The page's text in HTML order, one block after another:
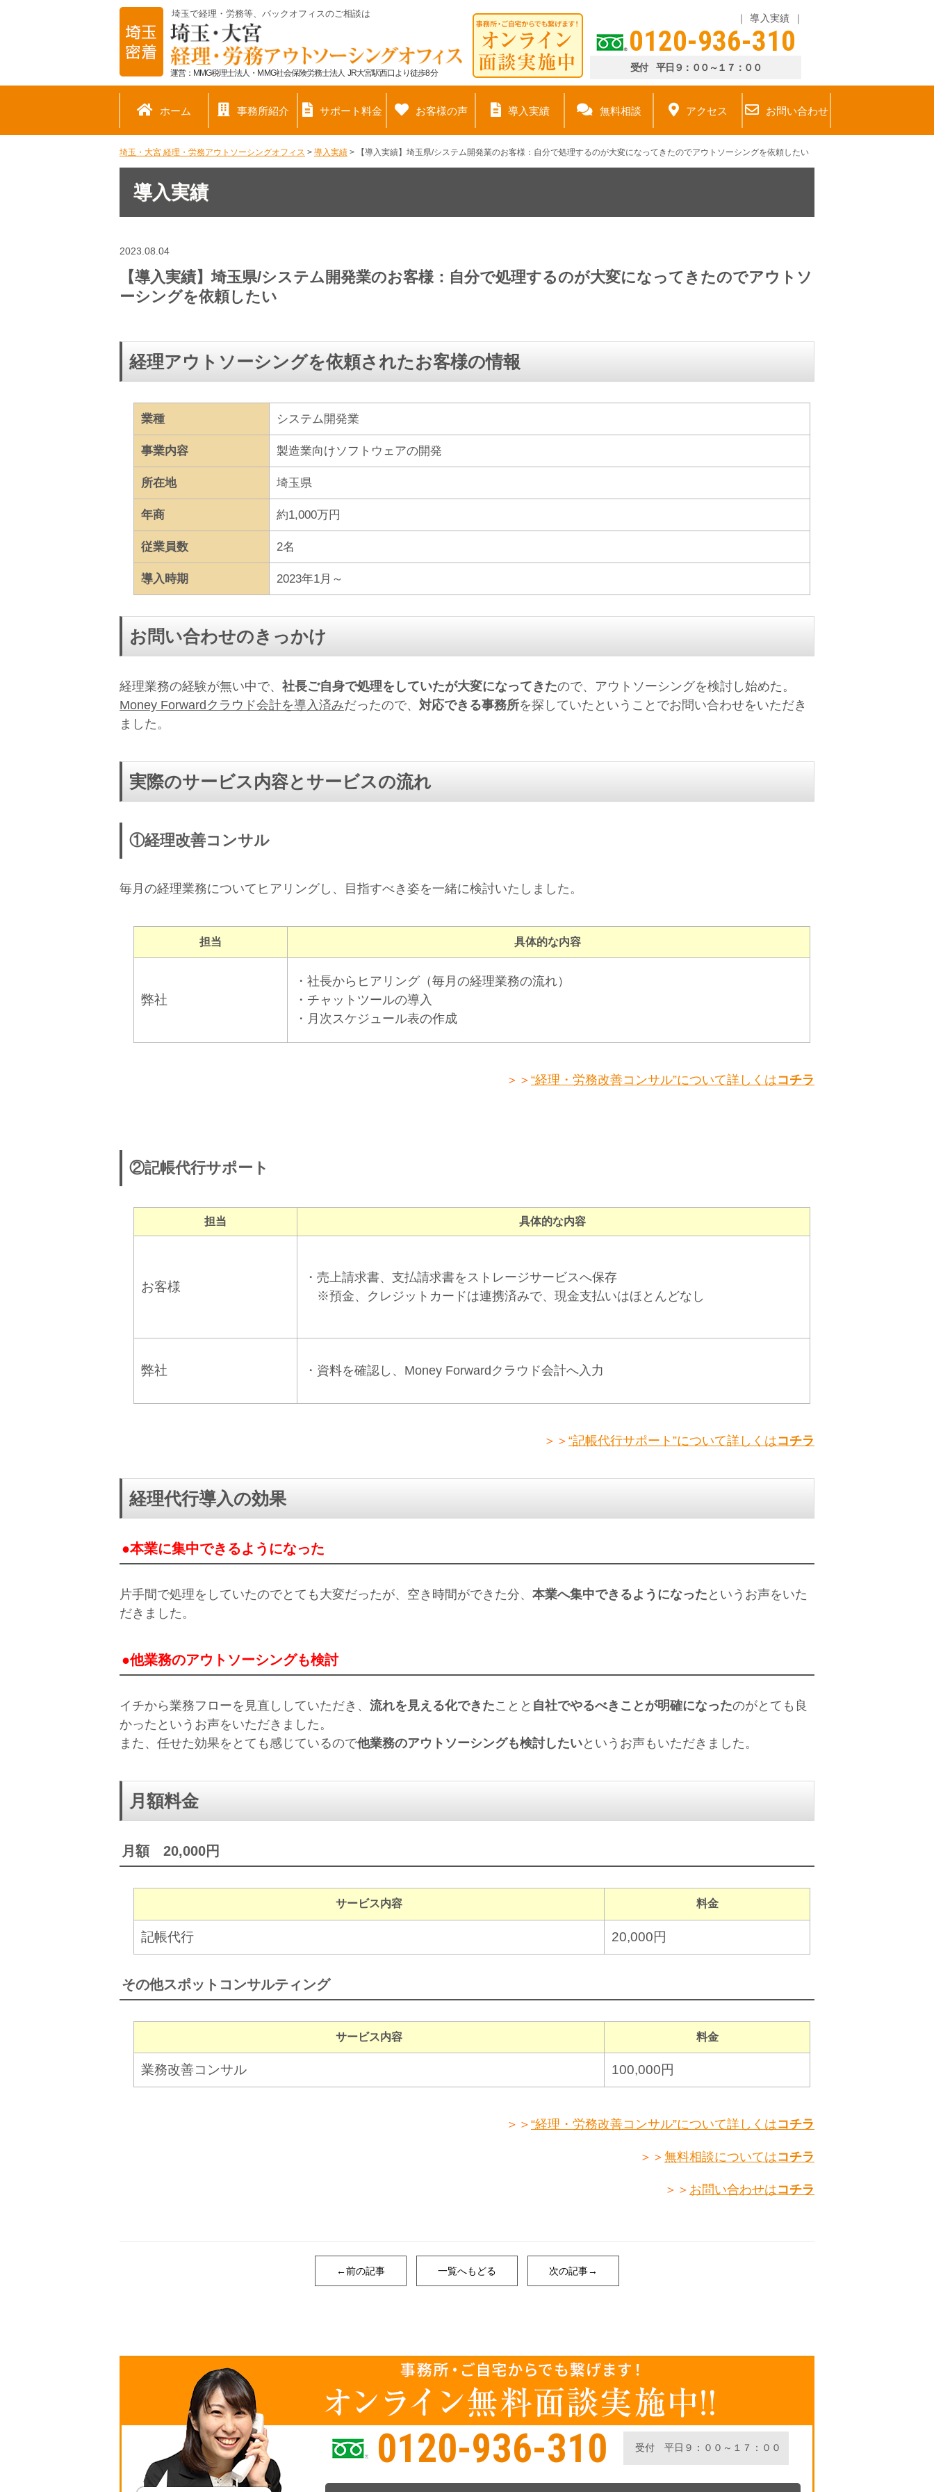
埼玉で経理・労務等、バックオフィスのご相談は
運営：MMG税理士法人・MMG社会保険労務士法人 JR大宮駅西口より徒歩8分
導入実績
0120-936-310
受付 平日９：００～１７：００
ホーム 事務所紹介 サポート料金 お客様の声 導入実績 無料相談 アクセス お問い合わせ
埼玉・大宮 経理・労務アウトソーシングオフィス > 導入実績 > 【導入実績】埼玉県/システム開発業のお客様：自分で処理するのが大変になってきたのでアウトソーシングを依頼したい
導入実績
2023.08.04
【導入実績】埼玉県/システム開発業のお客様：自分で処理するのが大変になってきたのでアウトソ
ーシングを依頼したい
経理アウトソーシングを依頼されたお客様の情報
業種 システム開発業
事業内容 製造業向けソフトウェアの開発
所在地 埼玉県
年商 約1,000万円
従業員数 2名
導入時期 2023年1月～
お問い合わせのきっかけ
経理業務の経験が無い中で、 社長ご自身で処理をしていたが大変になってきたので、アウトソーシングを検討し始めた。
Money Forwardクラウド会計を導入済みだったので、 対応できる事務所を探していたということでお問い合わせをいただき
ました。
実際のサービス内容とサービスの流れ
①経理改善コンサル
毎月の経理業務についてヒアリングし、目指すべき姿を一緒に検討いたしました。
担当 具体的な内容
弊社
・社長からヒアリング（毎月の経理業務の流れ）
・チャットツールの導入
・月次スケジュール表の作成
＞＞ “経理・労務改善コンサル”について詳しくはコチラ
②記帳代行サポート
担当 具体的な内容
お客様
・売上請求書、支払請求書をストレージサービスへ保存
※預金、クレジットカードは連携済みで、現金支払いはほとんどなし
弊社 ・資料を確認し、Money Forwardクラウド会計へ入力
＞＞ “記帳代行サポート”について詳しくはコチラ
経理代行導入の効果
●本業に集中できるようになった
片手間で処理をしていたのでとても大変だったが、空き時間ができた分、 本業へ集中できるようになった というお声をいた
だきました。
●他業務のアウトソーシングも検討
イチから業務フローを見直ししていただき、 流れを見える化できたことと 自社でやるべきことが明確になったのがとても良
かったというお声をいただきました。
また、任せた効果をとても感じているので他業務のアウトソーシングも検討したいというお声もいただきました。
月額料金
月額 20,000円
サービス内容 料金
記帳代行 20,000円
その他スポットコンサルティング
サービス内容 料金
業務改善コンサル 100,000円
＞＞ “経理・労務改善コンサル”について詳しくはコチラ
＞＞ 無料相談についてはコチラ
＞＞ お問い合わせはコチラ
←前の記事 一覧へもどる 次の記事→
0120-936-310 受付 平日９：００～１７：００